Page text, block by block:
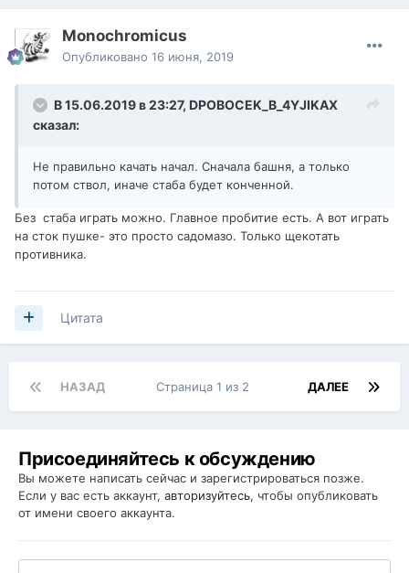
Monochromicus
Опубликовано 16 июня, 2019
В 15.06.2019 в 23:27, DPOBOCEK_B_4YJIKAX
сказал:
Не правильно качать начал. Сначала башня, а только
потом ствол, иначе стаба будет конченной.
Без стаба играть можно. Главное пробитие есть. А вот играть
на сток пушке- это просто садомазо. Только щекотать
противника.
Цитата
НАЗАД ДАЛЕЕ
Страница 1 из 2
Присоединяйтесь к обсуждению
Вы можете написать сейчас и зарегистрироваться позже.
Если у вас есть аккаунт, авторизуйтесь, чтобы опубликовать
от имени своего аккаунта.